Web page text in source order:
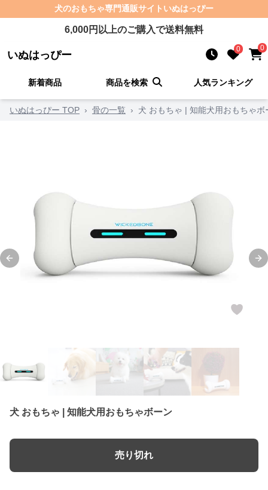
犬のおもちゃ専門通販サイト いぬはっぴー
6,000円以上のご購入で送料無料
いぬはっぴー 0 0
新着商品 商品を検索 人気ランキング
いぬはっぴー TOP › 骨の一覧 › 犬 おもちゃ | 知能犬用おもちゃボ
Previous slide
犬 おもちゃ | 知能犬用おもちゃボーン
売り切れ